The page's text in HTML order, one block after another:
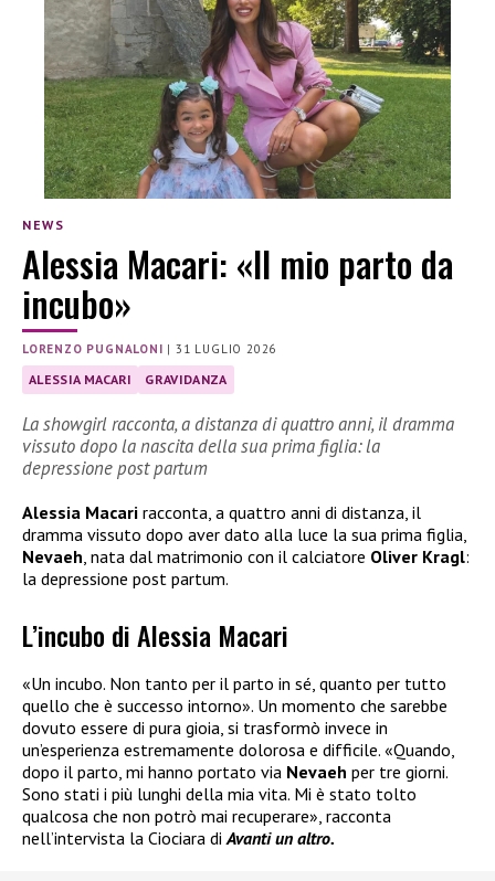
NEWS
Alessia Macari: «Il mio parto da
incubo»
LORENZO PUGNALONI |31 LUGLIO 2026
ALESSIA MACARI GRAVIDANZA
La showgirl racconta, a distanza di quattro anni, il dramma
vissuto dopo la nascita della sua prima figlia: la
depressione post partum
Alessia Macari racconta, a quattro anni di distanza, il
dramma vissuto dopo aver dato alla luce la sua prima figlia,
Nevaeh, nata dal matrimonio con il calciatore Oliver Kragl:
la depressione post partum.
L’incubo di Alessia Macari
«Un incubo. Non tanto per il parto in sé, quanto per tutto
quello che è successo intorno». Un momento che sarebbe
dovuto essere di pura gioia, si trasformò invece in
un’esperienza estremamente dolorosa e difficile. «Quando,
dopo il parto, mi hanno portato via Nevaeh per tre giorni.
Sono stati i più lunghi della mia vita. Mi è stato tolto
qualcosa che non potrò mai recuperare», racconta
nell’intervista la Ciociara di Avanti un altro.